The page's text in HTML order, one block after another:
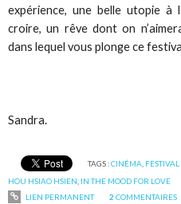
expérience, une belle utopie
croire, un rêve dont on
dans lequel vous plonge ce
Sandra.
TAGS :CINÉMA
HOU HSIAO HSIEN IN THE MOOD FOR LOVE
LIEN PERMANENT
2 COMMENTAIRES